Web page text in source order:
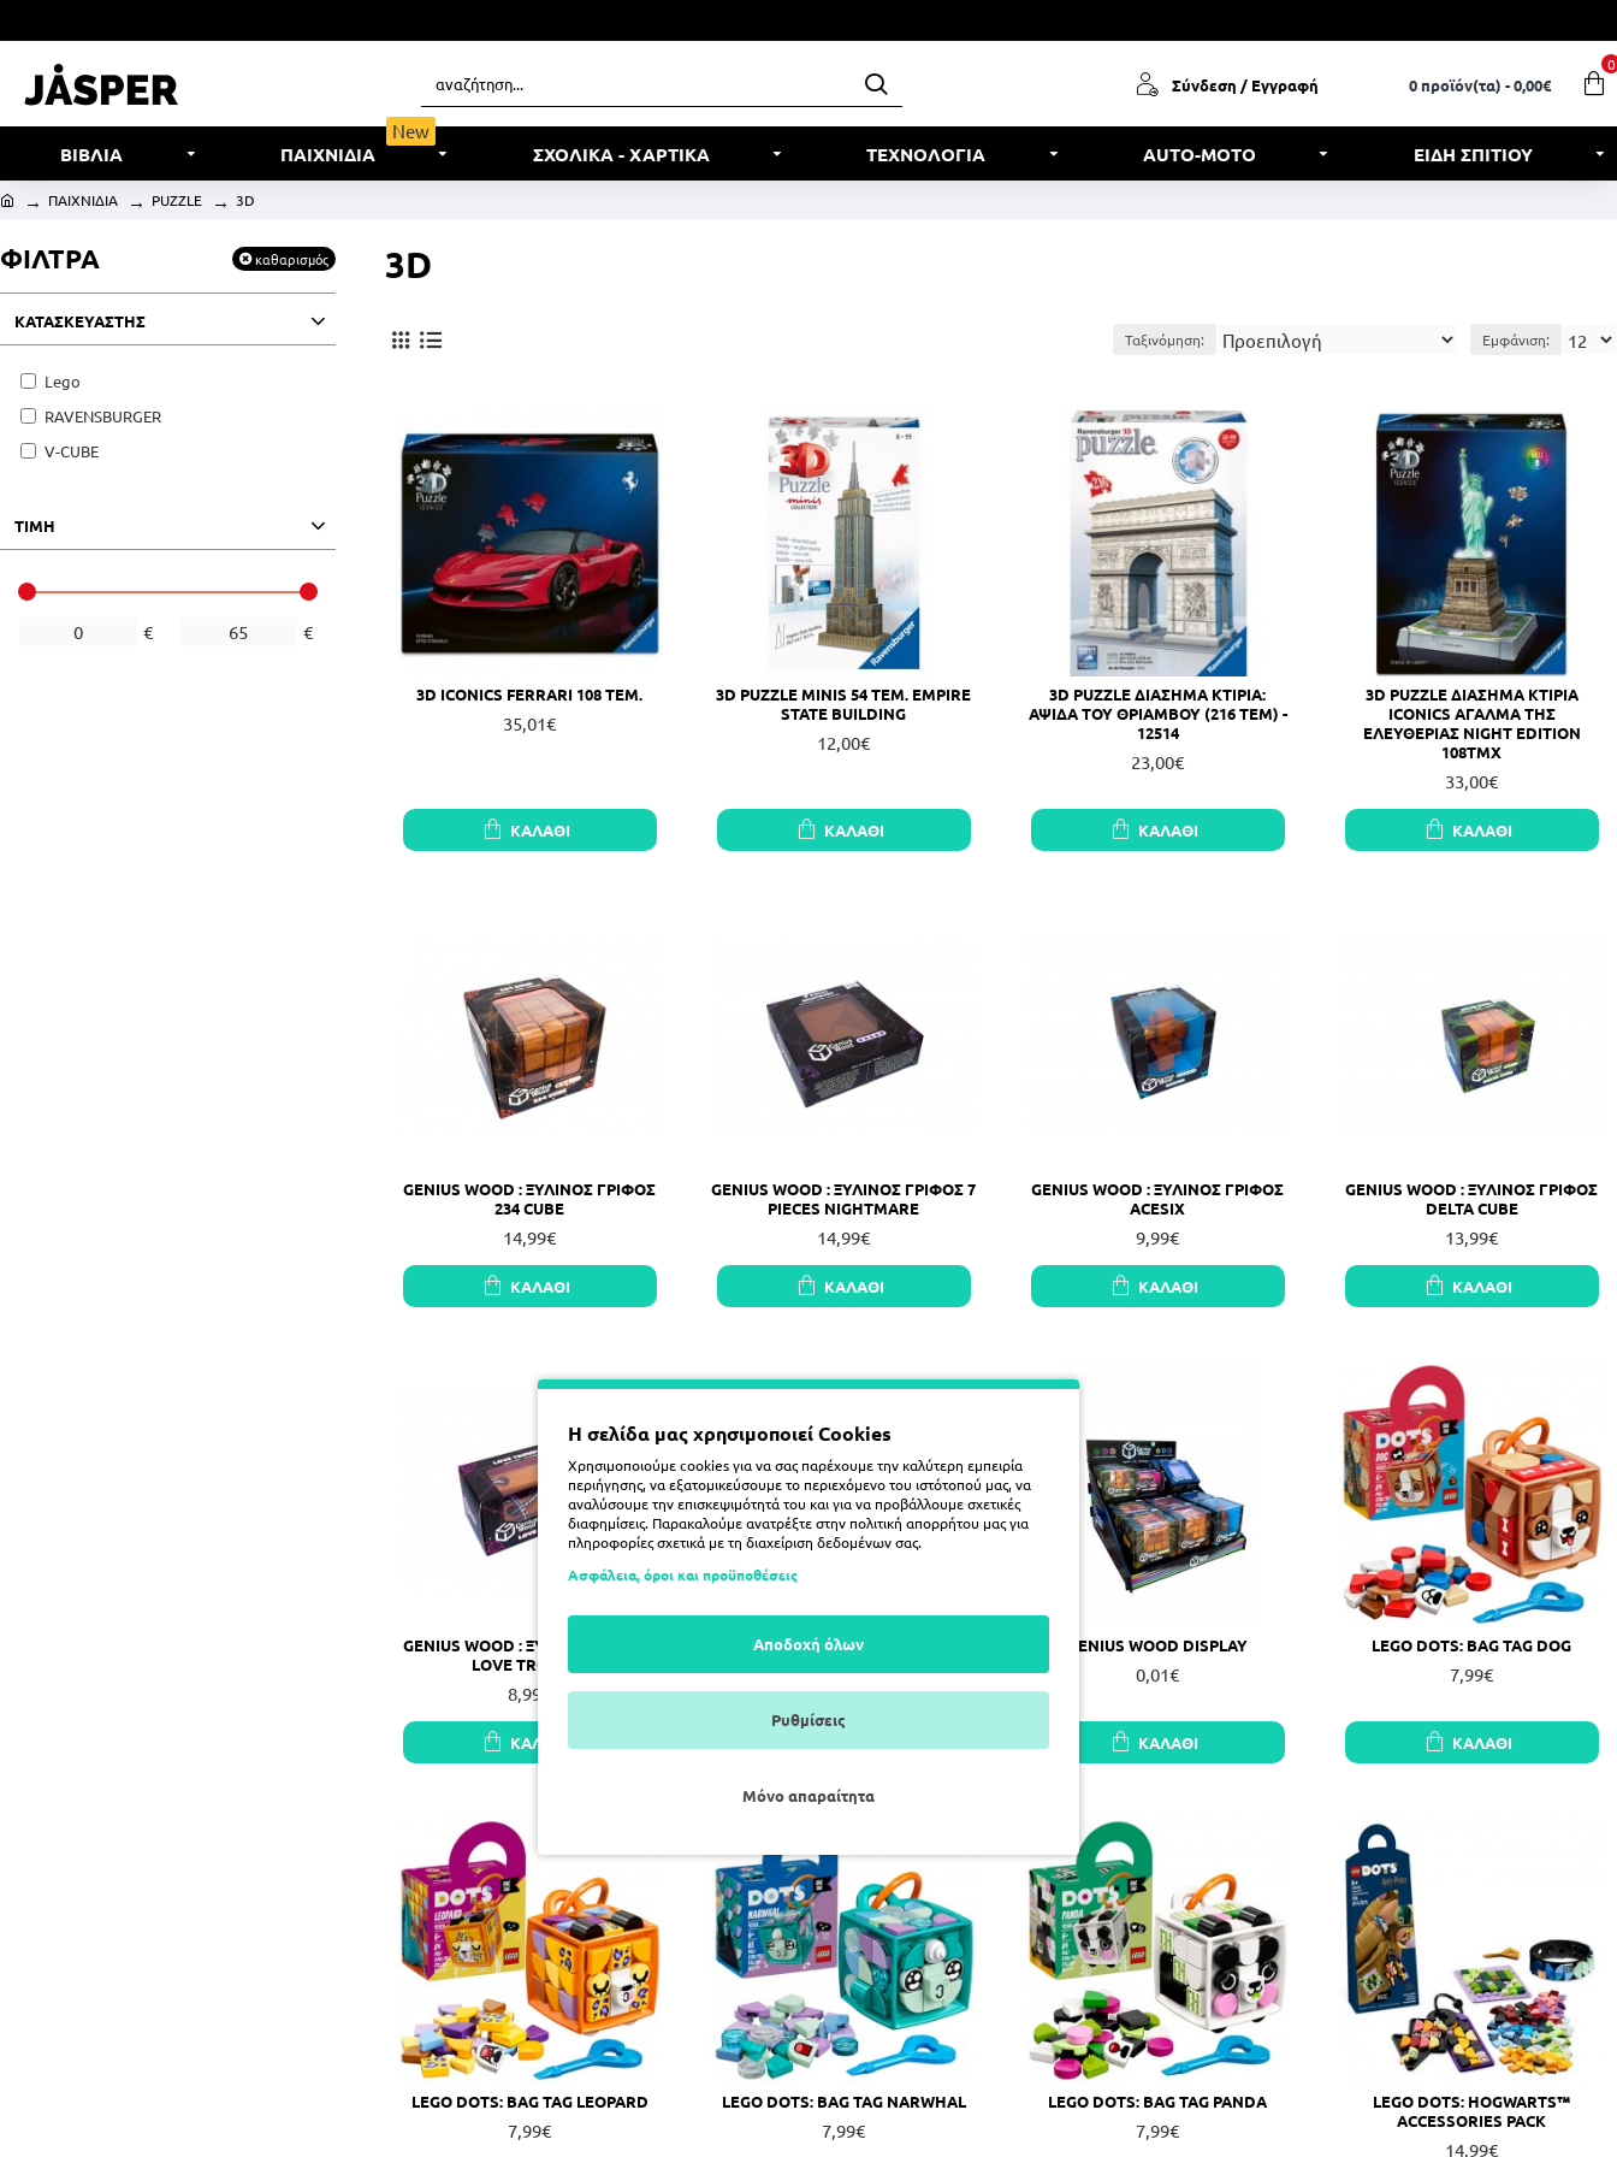
Σύνδεση / Εγγραφή 0 προϊόν(τα) - 0,00€
0
ΒΙΒΛΙΑ ΠΑΙΧΝΙΔΙΑ
New
ΣΧΟΛΙΚΑ - ΧΑΡΤΙΚΑ ΤΕΧΝΟΛΟΓΙΑ AUTO-MOTO ΕΙΔΗ ΣΠΙΤΙΟΥ
ΠΑΙΧΝΙΔΙΑ PUZZLE 3D
ΦΙΛΤΡΑ καθαρισμός
ΤΙΜΗ
€ €
ΚΑΤΑΣΚΕΥΑΣΤΗΣ
Lego
RAVENSBURGER
V-CUBE
3D
Ταξινόμηση: Εμφάνιση:
3D ICONICS FERRARI 108 ΤΕΜ.
35,01€
ΚΑΛΆΘΙ
3D PUZZLE MINIS 54 ΤΕΜ. EMPIRE
STATE BUILDING
12,00€
ΚΑΛΆΘΙ
3D PUZZLE ΔΙΑΣΗΜΑ ΚΤIΡΙΑ:
ΑΨΙΔΑ ΤΟΥ ΘΡΙΑΜΒΟΥ (216 TEM) -
12514
23,00€
ΚΑΛΆΘΙ
3D PUZZLE ΔΙΑΣΗΜΑ ΚΤΙΡΙΑ
ICONICS ΑΓΑΛΜΑ ΤΗΣ
ΕΛΕΥΘΕΡΙΑΣ NIGHT EDITION
108ΤΜΧ
33,00€
ΚΑΛΆΘΙ
GENIUS WOOD : ΞΥΛΙΝΟΣ ΓΡΙΦΟΣ
234 CUBE
14,99€
ΚΑΛΆΘΙ
GENIUS WOOD : ΞΥΛΙΝΟΣ ΓΡΙΦΟΣ 7
PIECES NIGHTMARE
14,99€
ΚΑΛΆΘΙ
GENIUS WOOD : ΞΥΛΙΝΟΣ ΓΡΙΦΟΣ
ACESIX
9,99€
ΚΑΛΆΘΙ
GENIUS WOOD : ΞΥΛΙΝΟΣ ΓΡΙΦΟΣ
DELTA CUBE
13,99€
ΚΑΛΆΘΙ
GENIUS WOOD : ΞΥΛΙΝΟΣ ΓΡΙΦΟΣ
LOVE TROUBLE
8,99€
ΚΑΛΆΘΙ
GENIUS WOOD : ΞΥΛΙΝΟΣ ΓΡΙΦΟΣ
14,99€
GENIUS WOOD DISPLAY
0,01€
ΚΑΛΆΘΙ
LEGO DOTS: BAG TAG DOG
7,99€
ΚΑΛΆΘΙ
LEGO DOTS: BAG TAG LEOPARD
7,99€
LEGO DOTS: BAG TAG NARWHAL
7,99€
LEGO DOTS: BAG TAG PANDA
7,99€
LEGO DOTS: HOGWARTS™
ACCESSORIES PACK
14,99€
Η σελίδα μας χρησιμοποιεί Cookies
Χρησιμοποιούμε cookies για να σας παρέχουμε την καλύτερη εμπειρία
περιήγησης, να εξατομικεύσουμε το περιεχόμενο του ιστότοπού μας, να
αναλύσουμε την επισκεψιμότητά του και για να προβάλλουμε σχετικές
διαφημίσεις. Παρακαλούμε ανατρέξτε στην πολιτική απορρήτου μας για
πληροφορίες σχετικά με τη διαχείριση δεδομένων σας.
Ασφάλεια, όροι και προϋποθέσεις
Αποδοχή όλων
Ρυθμίσεις
Μόνο απαραίτητα